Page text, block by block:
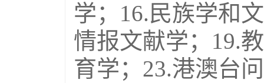
学；16.民族学和
情报文献学；19.
育学；23.港澳台